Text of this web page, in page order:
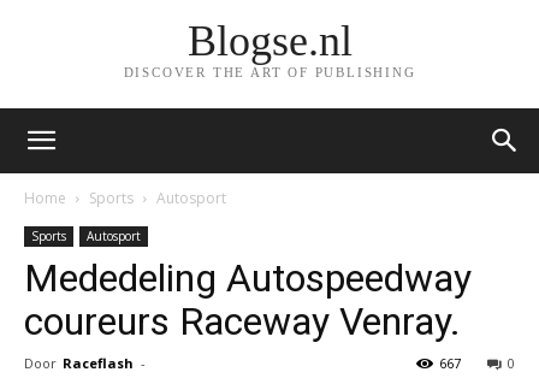
Blogse.nl
DISCOVER THE ART OF PUBLISHING
Home Sports Autosport
Sports Autosport
Mededeling Autospeedway
coureurs Raceway Venray.
Door Raceflash - 0
667